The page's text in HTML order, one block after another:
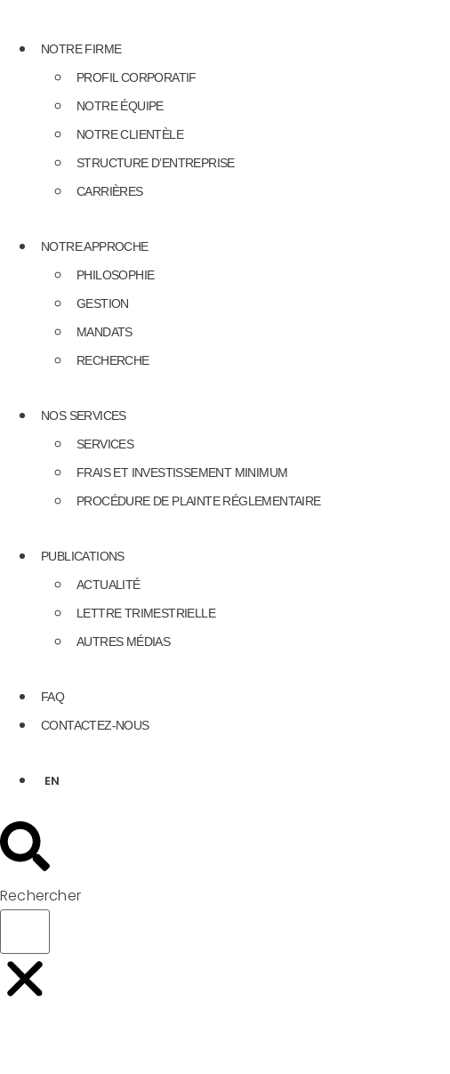
NOTRE FIRME
PROFIL CORPORATIF
NOTRE ÉQUIPE
NOTRE CLIENTÈLE
STRUCTURE D’ENTREPRISE
CARRIÈRES
NOTRE APPROCHE
PHILOSOPHIE
GESTION
MANDATS
RECHERCHE
NOS SERVICES
SERVICES
FRAIS ET INVESTISSEMENT MINIMUM
PROCÉDURE DE PLAINTE RÉGLEMENTAIRE
PUBLICATIONS
ACTUALITÉ
LETTRE TRIMESTRIELLE
AUTRES MÉDIAS
FAQ
CONTACTEZ-NOUS
EN
Rechercher